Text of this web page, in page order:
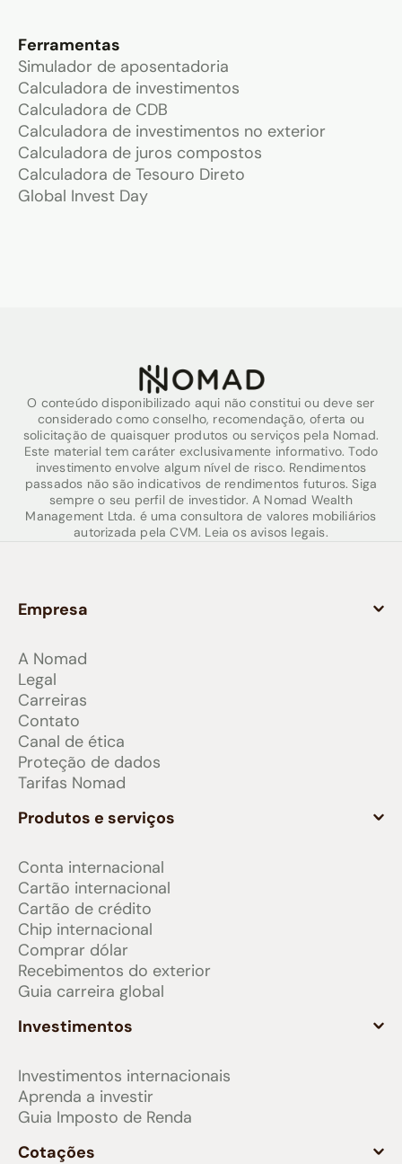
Ferramentas
Simulador de aposentadoria
Calculadora de investimentos
Calculadora de CDB
Calculadora de investimentos no exterior
Calculadora de juros compostos
Calculadora de Tesouro Direto
Global Invest Day
O conteúdo disponibilizado aqui não constitui ou deve ser
considerado como conselho, recomendação, oferta ou
solicitação de quaisquer produtos ou serviços pela Nomad.
Este material tem caráter exclusivamente informativo. Todo
investimento envolve algum nível de risco. Rendimentos
passados não são indicativos de rendimentos futuros. Siga
sempre o seu perfil de investidor. A Nomad Wealth
Management Ltda. é uma consultora de valores mobiliários
autorizada pela CVM. Leia os avisos legais.
Empresa
A Nomad
Legal
Carreiras
Contato
Canal de ética
Proteção de dados
Tarifas Nomad
Produtos e serviços
Conta internacional
Cartão internacional
Cartão de crédito
Chip internacional
Comprar dólar
Recebimentos do exterior
Guia carreira global
Investimentos
Investimentos internacionais
Aprenda a investir
Guia Imposto de Renda
Cotações